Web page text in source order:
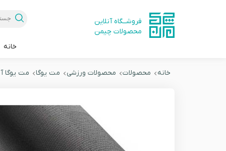
فروشــگاه آنلاین
محصولات چیمن
خانه
خانه محصولات محصولات ورزشی مت یوگا مت یوگا